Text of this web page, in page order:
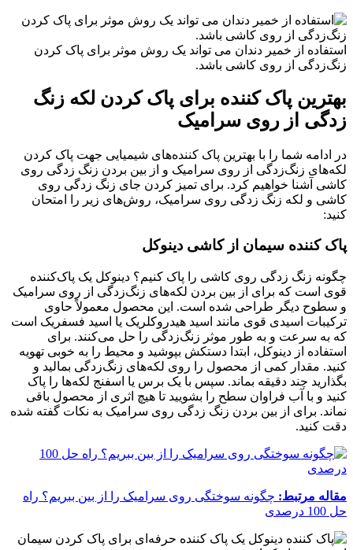
استفاده از خمیر دندان می تواند یک روش موثر برای پاک کردن
زنگ‌زدگی از روی کاشی باشد.
بهترین پاک کننده برای پاک کردن لکه زنگ
زدگی از روی سرامیک
در ادامه شما را با بهترین پاک کننده‌های شیمیایی جهت پاک کردن
لکه‌های زنگ‌زدگی از روی سرامیک و از بین بردن زنگ زدگی روی
کاشی آشنا خواهیم کرد. برای تمیز کردن جای زنگ زدگی روی
کاشی و لکه زنگ زدگی روی سرامیک، روش‌های زیر را امتحان
کنید:
پاک کننده سیمان از کاشی دینوکل
چگونه زنگ زدگی روی کاشی را پاک کنیم؟ دینوکل یک پاک‌کننده
قوی است که برای از بین بردن لکه‌های زنگ‌زدگی از روی سرامیک
و سطوح دیگر طراحی شده است. این محصول معمولاً حاوی
ترکیبات اسیدی قوی مانند اسید هیدروکلریک یا اسید فسفریک است
که به سرعت و به طور موثر زنگ‌زدگی را حل می‌کنند. برای
استفاده از دینوکل، ابتدا دستکش بپوشید و محیط را به خوبی تهویه
کنید. مقدار کمی از محصول را روی لکه‌های زنگ‌زدگی بمالید و
بگذارید چند دقیقه بماند. سپس با یک برس یا اسفنج لکه‌ها را پاک
کنید و با آب فراوان سطح را بشویید تا هیچ اثری از محصول باقی
نماند. برای از بین بردن زنگ زدگی روی سرامیک به نکات گفته شده
دقت کنید.
مقاله مرتبط: چگونه سوختگی روی سرامیک را از بین ببریم؟ راه
حل 100 درصدی